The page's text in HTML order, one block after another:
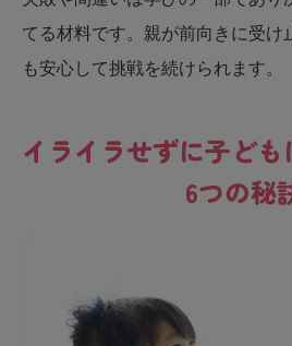
てる材料です。親が前向きに受け
も安心して挑戦を続けられます。
イライラせずに子ど
6つの秘